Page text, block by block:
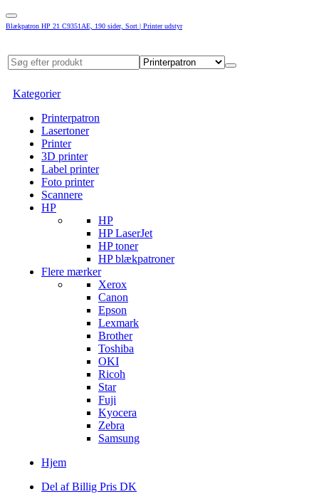
Blækpatron HP 21 C9351AE, 190 sider, Sort | Printer udstyr
Kategorier
Printerpatron
Lasertoner
Printer
3D printer
Label printer
Foto printer
Scannere
HP
HP
HP LaserJet
HP toner
HP blækpatroner
Flere mærker
Xerox
Canon
Epson
Lexmark
Brother
Toshiba
OKI
Ricoh
Star
Fuji
Kyocera
Zebra
Samsung
Hjem
Del af Billig Pris DK